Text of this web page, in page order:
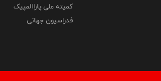
کمیته ملی پاراالمپیک
فدراسیون جهانی